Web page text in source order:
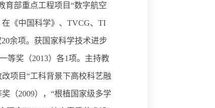
部重点工程项目“数字航空
《中国科学》、TVCG、TI
余项。获国家科学技术进步
等奖（2013）各1项。主持教
项目“工科背景下高校科艺融
（2009），“根植国家级多学